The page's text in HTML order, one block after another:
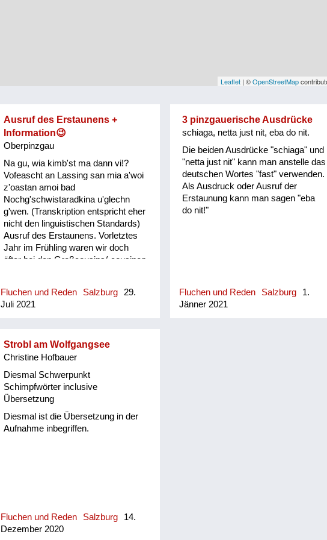
Leaflet | ©OpenStreetMap
Ausruf des Erstaunens +
Information😉
Oberpinzgau
Na gu, wia kimb'st ma dann vi!?
Vofeascht an Lassing san mia a'woi
z'oastan amoi bad
Nochg'schwistaradkina u'glechn
g'wen. (Transkription entspricht eher
nicht den linguistischen Standards)
Ausruf des Erstaunens. Vorletztes
Jahr im Frühling waren wir doch
öfter bei den Großcousins/-cousinen
sondern, dass man dort zu tun hatte
bzw. die dortige Anwesenheit einen
Fluchen und Reden Salzburg
29.
Juli 2021
3 pinzgauerische Ausdrücke
schiaga, netta just nit, eba do nit.
Die beiden Ausdrücke "schiaga" und
"netta just nit" kann man anstelle das
deutschen Wortes "fast" verwenden.
Als Ausdruck oder Ausruf der
Erstaunung kann man sagen "eba
do nit!"
Fluchen und Reden Salzburg
1.
Jänner 2021
Strobl am Wolfgangsee
Christine Hofbauer
Diesmal Schwerpunkt
Schimpfwörter inclusive
Übersetzung
Diesmal ist die Übersetzung in der
Aufnahme inbegriffen.
Fluchen und Reden Salzburg
14.
Dezember 2020